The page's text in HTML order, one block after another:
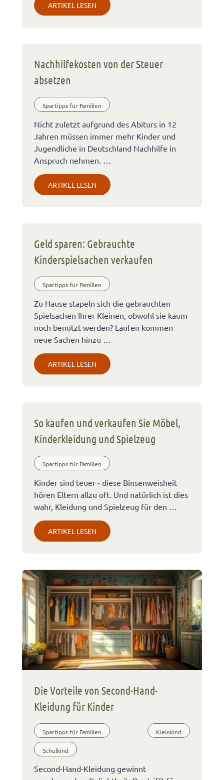
ARTIKEL LESEN
Nachhilfekosten von der Steuer
absetzen
Spartipps für Familien
Nicht zuletzt aufgrund des Abiturs in 12
Jahren müssen immer mehr Kinder und
Jugendliche in Deutschland Nachhilfe in
Anspruch nehmen. …
ARTIKEL LESEN
Geld sparen: Gebrauchte
Kinderspielsachen verkaufen
Spartipps für Familien
Zu Hause stapeln sich die gebrauchten
Spielsachen Ihrer Kleinen, obwohl sie kaum
noch benutzt werden? Laufen kommen
neue Sachen hinzu …
ARTIKEL LESEN
So kaufen und verkaufen Sie Möbel,
Kinderkleidung und Spielzeug
Spartipps für Familien
Kinder sind teuer - diese Binsenweisheit
hören Eltern allzu oft. Und natürlich ist dies
wahr, Kleidung und Spielzeug für den …
ARTIKEL LESEN
Die Vorteile von Second-Hand-
Kleidung für Kinder
Spartipps für Familien Kleinkind
Schulkind
Second-Hand-Kleidung gewinnt